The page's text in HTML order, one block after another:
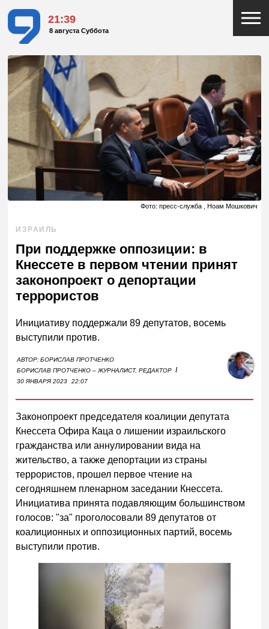
21:39
8 августа Суббота
Фото: пресс-служба , Ноам Мошкович
ИЗРАИЛЬ
При поддержке оппозиции: в
Кнессете в первом чтении принят
законопроект о депортации
террористов
Инициативу поддержали 89 депутатов, восемь
выступили против.
АВТОР:БОРИСЛАВ ПРОТЧЕНКО
БОРИСЛАВ ПРОТЧЕНКО – ЖУРНАЛИСТ, РЕДАКТОР I
30 ЯНВАРЯ 2023 22:07
Законопроект председателя коалиции депутата
Кнессета Офира Каца о лишении израильского
гражданства или аннулировании вида на
жительство, а также депортации из страны
террористов, прошел первое чтение на
сегодняшнем пленарном заседании Кнессета.
Инициатива принята подавляющим большинством
голосов: "за" проголосовали 89 депутатов от
коалиционных и оппозиционных партий, восемь
выступили против.